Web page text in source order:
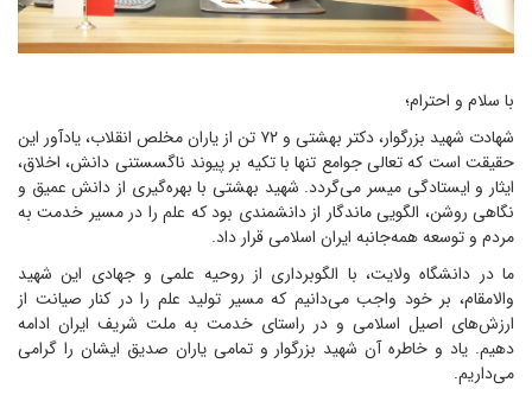
با سلام و احترام؛
شهادت شهید بزرگوار، دکتر بهشتی و ۷۲ تن از یاران مخلص انقلاب، یادآور این
حقیقت است که تعالی جوامع تنها با تکیه بر پیوند ناگسستنی دانش، اخلاق،
ایثار و ایستادگی میسر می‌گردد. شهید بهشتی با بهره‌گیری از دانش عمیق و
نگاهی روشن، الگویی ماندگار از دانشمندی بود که علم را در مسیر خدمت به
مردم و توسعه همه‌جانبه ایران اسلامی قرار داد.
ما در دانشگاه ولایت، با الگوبرداری از روحیه علمی و جهادی این شهید
والا‌مقام، بر خود واجب می‌دانیم که مسیر تولید علم را در کنار صیانت از
ارزش‌های اصیل اسلامی و در راستای خدمت به ملت شریف ایران ادامه
دهیم. یاد و خاطره آن شهید بزرگوار و تمامی یاران صدیق ایشان را گرامی
می‌داریم.